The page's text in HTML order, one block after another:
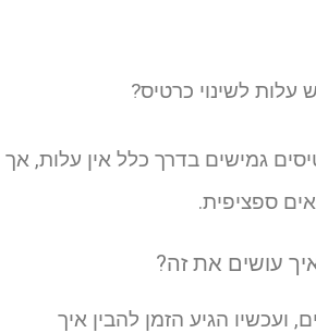
לשינוי כרטיס?
גמישים בדרך כלל אין עלות, אך
ספציפית.
ועכשיו הגיע הזמן להבין איך